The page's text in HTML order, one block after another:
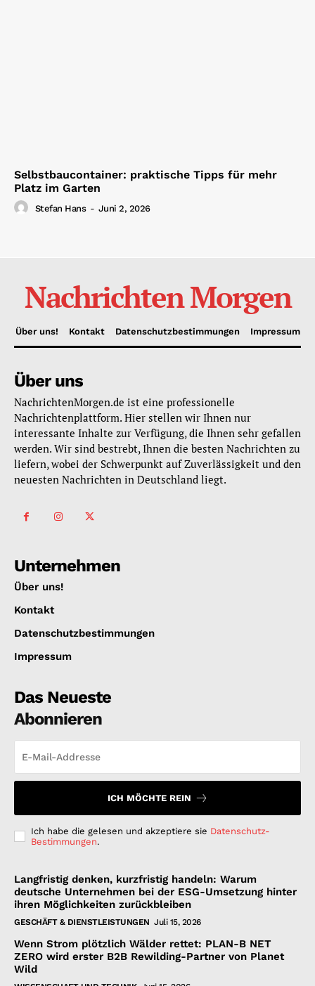
Selbstbaucontainer: praktische Tipps für mehr
Platz im Garten
Stefan Hans - Juni 2, 2026
Nachrichten Morgen
Über uns! Kontakt Datenschutzbestimmungen Impressum
Über uns
NachrichtenMorgen.de ist eine professionelle
Nachrichtenplattform. Hier stellen wir Ihnen nur
interessante Inhalte zur Verfügung, die Ihnen sehr gefallen
werden. Wir sind bestrebt, Ihnen die besten Nachrichten zu
liefern, wobei der Schwerpunkt auf Zuverlässigkeit und den
neuesten Nachrichten in Deutschland liegt.
Unternehmen
Über uns!
Kontakt
Datenschutzbestimmungen
Impressum
Das Neueste
Abonnieren
ICH MÖCHTE REIN
Ich habe die gelesen und akzeptiere sie Datenschutz-
Bestimmungen.
Langfristig denken, kurzfristig handeln: Warum
deutsche Unternehmen bei der ESG-Umsetzung hinter
ihren Möglichkeiten zurückbleiben
GESCHÄFT & DIENSTLEISTUNGEN Juli 15, 2026
Wenn Strom plötzlich Wälder rettet: PLAN-B NET
ZERO wird erster B2B Rewilding-Partner von Planet
Wild